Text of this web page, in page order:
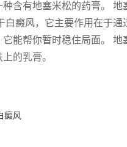
含有地塞米松的药膏。 地
癜风，它主要作用在于
能帮你暂时稳住局面。
的乳膏。
癜风